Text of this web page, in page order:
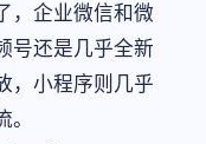
，企业微信和微
号还是几乎全新
，小程序则几乎